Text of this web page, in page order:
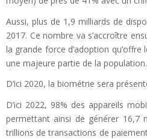
Aussi, plus de 1,9 milliards de
2017. Ce nombre va s’accroître
la grande force d’adoption
une majeure partie de la population.
D’ici 2020, la biométrie sera
D’ici 2022, 98% des appareils
permettant ainsi de générer 16,7
trillions de transactions de